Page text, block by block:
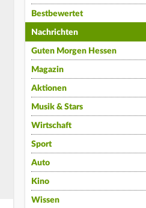
Bestbewertet
Nachrichten
Guten Morgen Hessen
Magazin
Aktionen
Musik & Stars
Wirtschaft
Sport
Auto
Kino
Wissen